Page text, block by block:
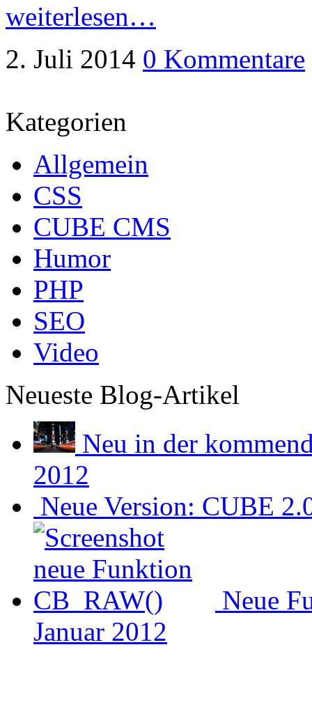
weiterlesen…
2. Juli 2014 0 Kommentare
Kategorien
Allgemein
CSS
CUBE CMS
Humor
PHP
SEO
Video
Neueste Blog-Artikel
Neu in der
2012
Neue Version: CUBE
Neue
Januar 2012